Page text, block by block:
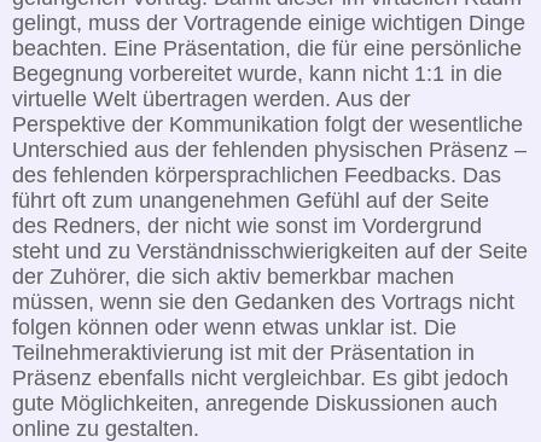
gelingt, muss der Vortragende einige wichtigen Dinge
beachten. Eine Präsentation, die für eine persönliche
Begegnung vorbereitet wurde, kann nicht 1:1 in die
virtuelle Welt übertragen werden. Aus der
Perspektive der Kommunikation folgt der wesentliche
Unterschied aus der fehlenden physischen Präsenz –
des fehlenden körpersprachlichen Feedbacks. Das
führt oft zum unangenehmen Gefühl auf der Seite
des Redners, der nicht wie sonst im Vordergrund
steht und zu Verständnisschwierigkeiten auf der Seite
der Zuhörer, die sich aktiv bemerkbar machen
müssen, wenn sie den Gedanken des Vortrags nicht
folgen können oder wenn etwas unklar ist. Die
Teilnehmeraktivierung ist mit der Präsentation in
Präsenz ebenfalls nicht vergleichbar. Es gibt jedoch
gute Möglichkeiten, anregende Diskussionen auch
online zu gestalten.